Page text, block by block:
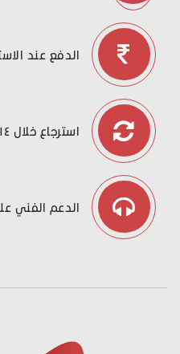
الدفع عند
استرجاع خلال ١٤ يوما
الدعم الفني